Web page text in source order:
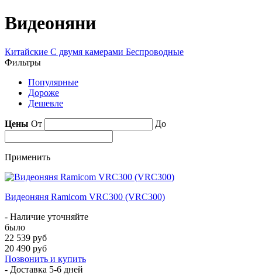
Видеоняни
Китайские С двумя камерами Беспроводные
Фильтры
Популярные
Дороже
Дешевле
Цены От До
Применить
Видеоняня Ramicom VRC300 (VRC300)
- Наличие уточняйте
было
22 539 руб
20 490 руб
Позвонить и купить
- Доставка 5-6 дней